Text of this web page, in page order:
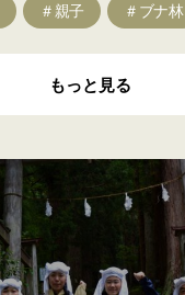
＃親子 ＃ブナ林
もっと見る